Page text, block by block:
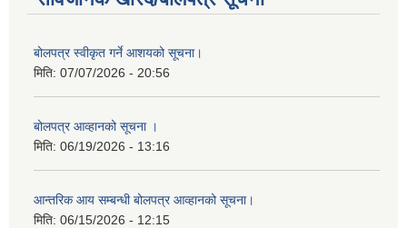
बोलपत्र स्वीकृत गर्ने आशयको सूचना।
मिति: 07/07/2026 - 20:56
बोलपत्र आव्हानको सूचना ।
मिति: 06/19/2026 - 13:16
आन्तरिक आय सम्बन्धी बोलपत्र आव्हानको सूचना।
मिति: 06/15/2026 - 12:15